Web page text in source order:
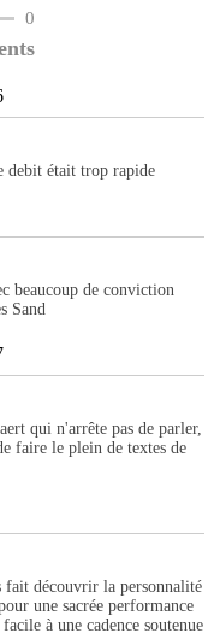
0
debit était trop rapide
beaucoup de conviction
Sand
qui n'arrête pas de parler,
faire le plein de textes de
fait découvrir la personnalité
une sacrée performance
à une cadence soutenue